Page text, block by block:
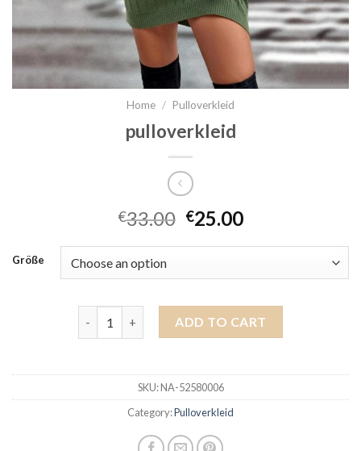
Home / Pulloverkleid
pulloverkleid
€33.00 €25.00
Größe
pulloverkleid quantityADD TO CART
SKU:NA-52580006
Category:Pulloverkleid